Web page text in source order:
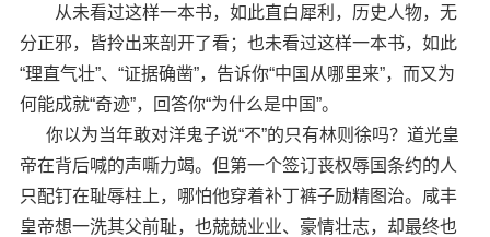
从未看过这样一本书，如此直白犀利，历史人物，无
分正邪，皆拎出来剖开了看；也未看过这样一本书，如此
“理直气壮”、“证据确凿”，告诉你“中国从哪里来”，而又为
何能成就“奇迹”，回答你“为什么是中国”。
你以为当年敢对洋鬼子说“不”的只有林则徐吗？道光皇
帝在背后喊的声嘶力竭。但第一个签订丧权辱国条约的人
只配钉在耻辱柱上，哪怕他穿着补丁裤子励精图治。咸丰
皇帝想一洗其父前耻，也兢兢业业、豪情壮志，却最终也